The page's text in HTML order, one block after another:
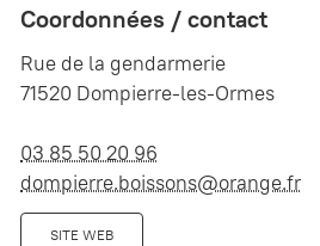
Coordonnées / contact
Rue de la gendarmerie
71520 Dompierre-les-Ormes
03 85 50 20 96
dompierre.boissons@orange.fr
SITE WEB